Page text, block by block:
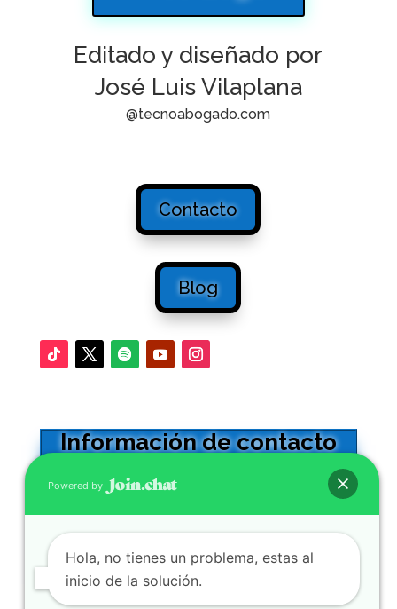
Editado y diseñado por
José Luis Vilaplana
@tecnoabogado.com
Contacto
Blog
Información de contacto
Calle Adriano 32 -5º. CP41001
0034 954564602
Se atienden WhatsApp y llamadas
Powered by
Hola, no tienes un problema, estas al
inicio de la solución.